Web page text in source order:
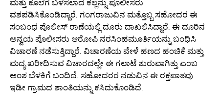
ಮತ್ತು ಕೊಲೆಗೆ ಬಳಸಲಾದ ಕಲ್ಲನ್ನು ಪೊಲೀಸರು
ವಶಪಡಿಸಿಕೊಂಡಿದ್ದಾರೆ. ಗಂಗರಾಜುವಿನ ಮತ್ತೊಬ್ಬ ಸಹೋದರ ಈ
ಸಂಬಂಧ ಪೊಲೀಸ್ ಠಾಣೆಯಲ್ಲಿ ದೂರು ದಾಖಲಿಸಿದ್ದಾರೆ. ಈ ದೂರಿನ
ಅನ್ವಯ ಪೊಲೀಸರು ಆರೋಪಿ ನರಸಿಂಹಮೂರ್ತಿಯನ್ನು ಬಂಧಿಸಿ
ವಿಚಾರಣೆ ನಡೆಸುತ್ತಿದ್ದಾರೆ. ವಿಚಾರಣೆಯ ವೇಳೆ ಹಣದ ಹಂಚಿಕೆ ಮತ್ತು
ಮದ್ಯ ಖರೀದಿಸುವ ವಿಚಾರದಲ್ಲೇ ಈ ಗಲಾಟೆ ಶುರುವಾಗಿತ್ತು ಎಂಬ
ಅಂಶ ಬೆಳಕಿಗೆ ಬಂದಿದೆ. ಸಹೋದರರ ನಡುವಿನ ಈ ರಕ್ತಪಾತವು
ಇಡೀ ಗ್ರಾಮದ ಶಾಂತಿಯನ್ನು ಕಸಿದುಕೊಂಡಿದೆ.